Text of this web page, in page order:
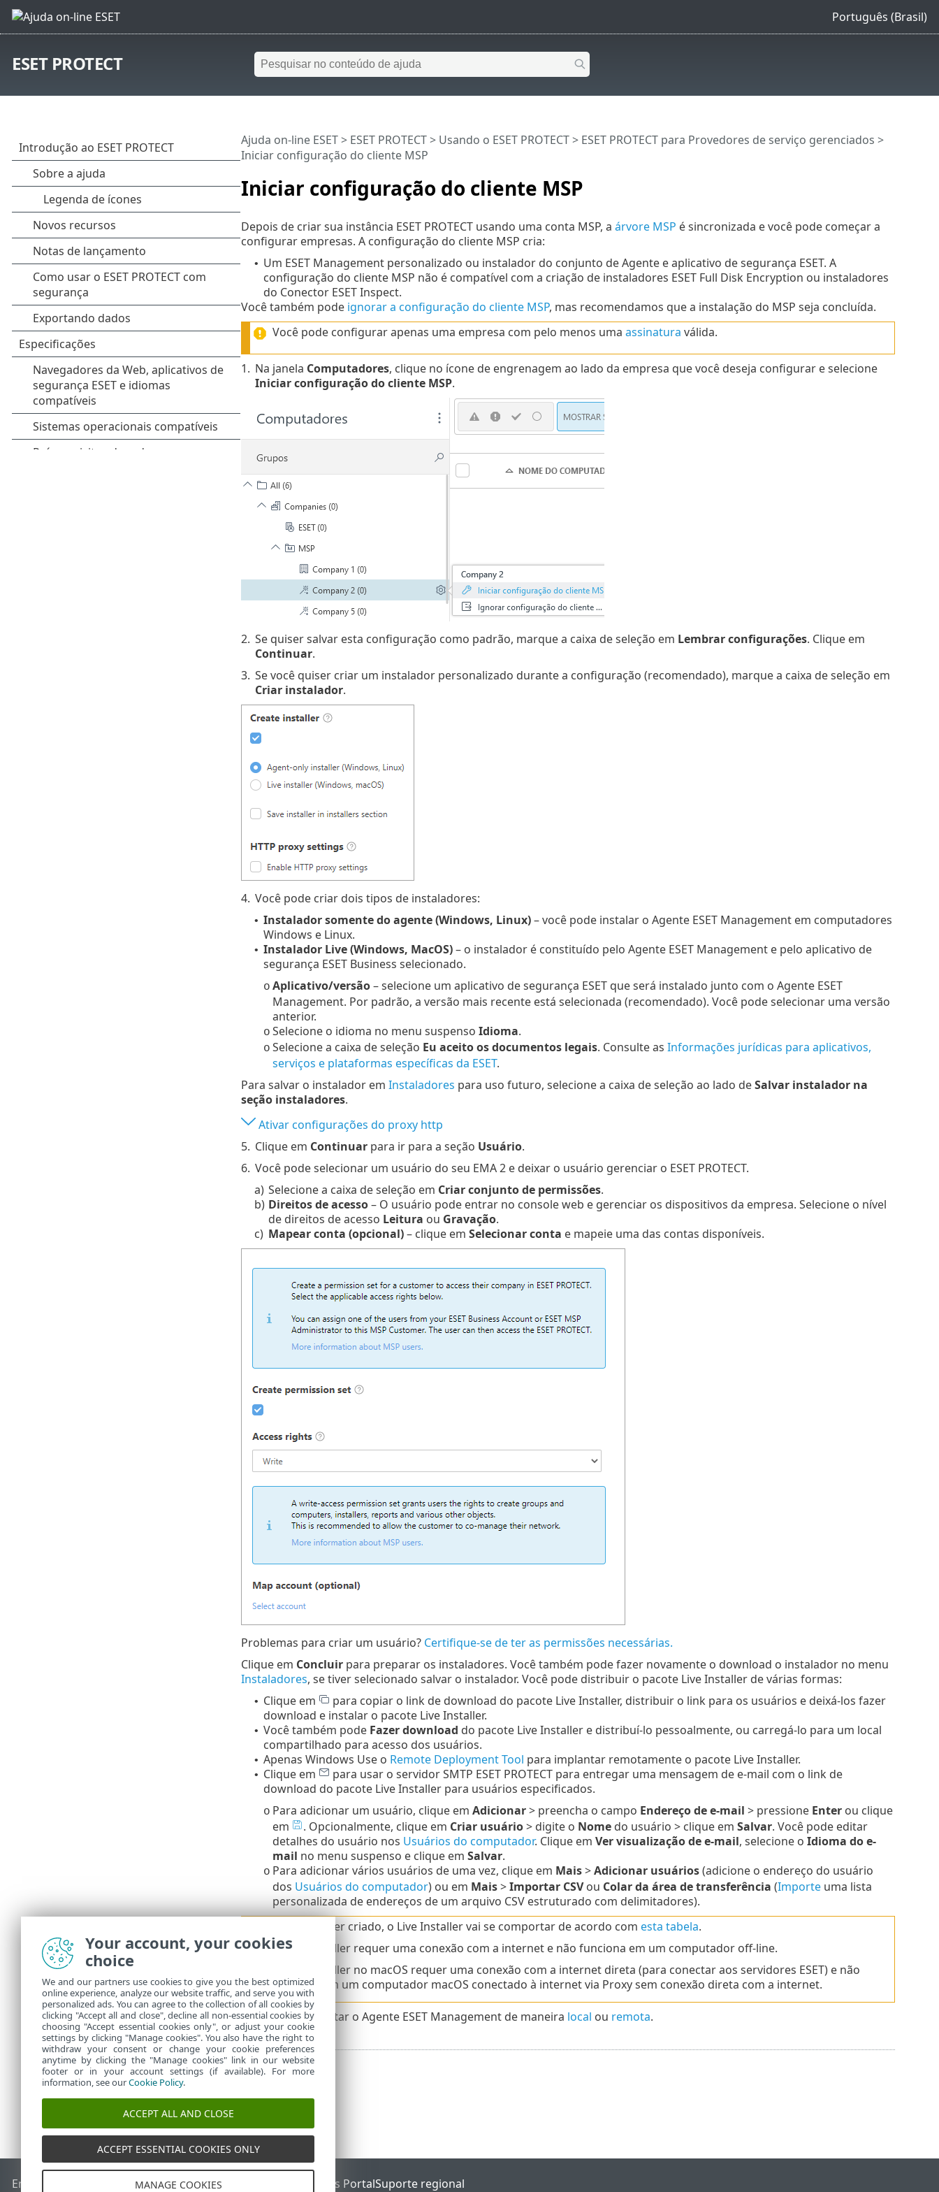
Português (Brasil)
ESET PROTECT
Iniciar configuração do cliente MSP
Ajuda on-line ESET> ESET PROTECT> Usando o ESET PROTECT> ESET PROTECT para Provedores de serviço gerenciados >
Iniciar configuração do cliente MSP
Depois de criar sua instância ESET PROTECT usando uma conta MSP, a árvore MSP é sincronizada e você pode começar a
configurar empresas. A configuração do cliente MSP cria:
• Um ESET Management personalizado ou instalador do conjunto de Agente e aplicativo de segurança ESET. A
configuração do cliente MSP não é compatível com a criação de instaladores ESET Full Disk Encryption ou instaladores
do Conector ESET Inspect.
Você também pode ignorar a configuração do cliente MSP, mas recomendamos que a instalação do MSP seja concluída.
Você pode configurar apenas uma empresa com pelo menos uma assinatura válida.
1. Na janela Computadores, clique no ícone de engrenagem ao lado da empresa que você deseja configurar e selecione
Iniciar configuração do cliente MSP.
2. Se quiser salvar esta configuração como padrão, marque a caixa de seleção em Lembrar configurações. Clique em
Continuar.
3. Se você quiser criar um instalador personalizado durante a configuração (recomendado), marque a caixa de seleção em
Criar instalador.
4. Você pode criar dois tipos de instaladores:
• Instalador somente do agente (Windows, Linux)– você pode instalar o Agente ESET Management em computadores
Windows e Linux.
• Instalador Live (Windows, MacOS)– o instalador é constituído pelo Agente ESET Management e pelo aplicativo de
segurança ESET Business selecionado.
o Aplicativo/versão– selecione um aplicativo de segurança ESET que será instalado junto com o Agente ESET
Management. Por padrão, a versão mais recente está selecionada (recomendado). Você pode selecionar uma versão
anterior.
o Selecione o idioma no menu suspenso Idioma.
o Selecione a caixa de seleção Eu aceito os documentos legais. Consulte as Informações jurídicas para aplicativos,
serviços e plataformas específicas da ESET.
Para salvar o instalador em Instaladores para uso futuro, selecione a caixa de seleção ao lado deSalvar instalador na
seção instaladores.
Ativar configurações do proxy http
5. Clique em Continuarpara ir para a seção Usuário.
6. Você pode selecionar um usuário do seu EMA 2 e deixar o usuário gerenciar o ESET PROTECT.
a) Selecione a caixa de seleção em Criar conjunto de permissões.
b) Direitos de acesso– O usuário pode entrar no console web e gerenciar os dispositivos da empresa. Selecione o nível
de direitos de acesso Leitura ou Gravação.
c) Mapear conta (opcional)– clique em Selecionar conta e mapeie uma das contas disponíveis.
Problemas para criar um usuário? Certifique-se de ter as permissões necessárias.
Clique em Concluirpara preparar os instaladores. Você também pode fazer novamente o download o instalador no menu
Instaladores, se tiver selecionado salvar o instalador. Você pode distribuir o pacote Live Installer de várias formas:
• Clique em
para copiar o link de download do pacote Live Installer, distribuir o link para os usuários e deixá-los fazer
download e instalar o pacote Live Installer.
• Você também pode Fazer download do pacote Live Installer e distribuí-lo pessoalmente, ou carregá-lo para um local
compartilhado para acesso dos usuários.
• Apenas Windows Use o Remote Deployment Tool para implantar remotamente o pacote Live Installer.
• Clique em
para usar o servidor SMTP ESET PROTECT para entregar uma mensagem de e-mail com o link de
download do pacote Live Installer para usuários especificados.
o Para adicionar um usuário, clique em Adicionar> preencha o campo Endereço de e-mail > pressione Enterou clique
em
. Opcionalmente, clique em Criar usuário> digite o Nomedo usuário > clique em Salvar. Você pode editar
detalhes do usuário nos Usuários do computador. Clique em Ver visualização de e-mail, selecione o Idioma do e-
mail no menu suspenso e clique em Salvar.
o Para adicionar vários usuários de uma vez, clique em Mais>Adicionar usuários(adicione o endereço do usuário
dos Usuários do computador) ou em Mais>Importar CSVou Colar da área de transferência (Importeuma lista
personalizada de endereços de um arquivo CSV estruturado com delimitadores).
Depois de ser criado, o Live Installer vai se comportar de acordo com esta tabela.
O Live Installer requer uma conexão com a internet e não funciona em um computador off-line.
O Live Installer no macOS requer uma conexão com a internet direta (para conectar aos servidores ESET) e não
funciona em um computador macOS conectado à internet via Proxy sem conexão direta com a internet.
Leia como implantar o Agente ESET Management de maneira local ou remota.
End of Life Base de conhecimento ESETFórum ESET ESET Status PortalSuporte regional
Your account, your cookies
choice
We and our partners use cookies to give you the best optimized
online experience, analyze our website traffic, and serve you with
personalized ads. You can agree to the collection of all cookies by
clicking "Accept all and close", decline all non-essential cookies by
choosing "Accept essential cookies only", or adjust your cookie
settings by clicking "Manage cookies". You also have the right to
withdraw your consent or change your cookie preferences
anytime by clicking the "Manage cookies" link in our website
footer or in your account settings (if available). For more
information, see ourCookie Policy.
ACCEPT ALL AND CLOSE
ACCEPT ESSENTIAL COOKIES ONLY
MANAGE COOKIES